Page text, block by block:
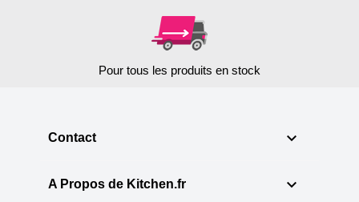
Pour tous les produits en stock
Contact 
A Propos de Kitchen.fr 